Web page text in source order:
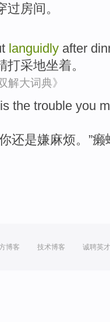
过房间。
languidly after
打采地坐着。
解大词典》
the trouble you
还是嫌麻烦。”癞
博客 技术博客 诚聘英才